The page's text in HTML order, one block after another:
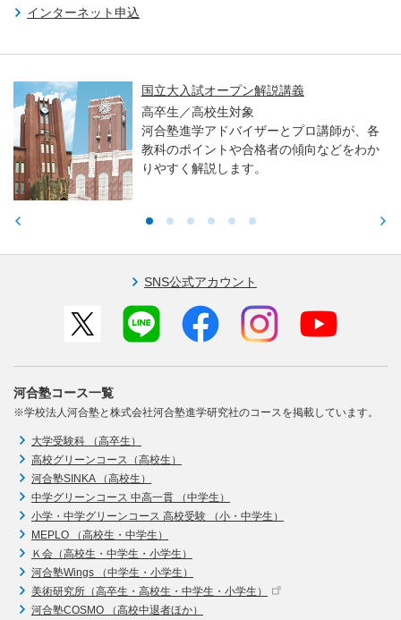
インターネット申込
国立大入試オープン解説講義
高卒生／高校生対象
河合塾進学アドバイザーとプロ講師が、各
教科のポイントや合格者の傾向などをわか
りやすく解説します。
SNS公式アカウント
河合塾コース一覧
※学校法人河合塾と株式会社河合塾進学研究社のコースを掲載しています。
大学受験科 （高卒生）
高校グリーンコース（高校生）
河合塾SINKA （高校生）
中学グリーンコース 中高一貫 （中学生）
小学・中学グリーンコース 高校受験 （小・中学生）
MEPLO （高校生・中学生）
Ｋ会（高校生・中学生・小学生）
河合塾Wings （中学生・小学生）
美術研究所（高卒生・高校生・中学生・小学生）
河合塾COSMO （高校中退者ほか）